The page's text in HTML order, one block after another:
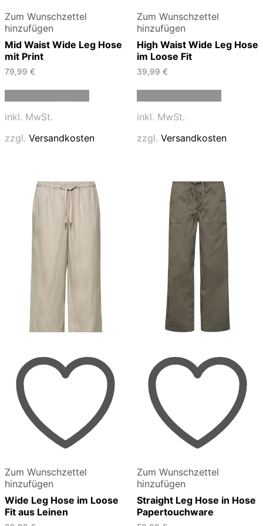
Zum Wunschzettel
hinzufügen
Mid Waist Wide Leg Hose
mit Print
79,99 €
auf.
können
auf
der
Produktseite
inkl. MwSt.
zzgl. Versandkosten
Zum Wunschzettel
hinzufügen
High Waist Wide Leg Hose
im Loose Fit
39,99 €
auf.
können
auf
der
gewählt
werden
inkl. MwSt.
zzgl. Versandkosten
Zum Wunschzettel
hinzufügen
Wide Leg Hose im Loose
Fit aus Leinen
Zum Wunschzettel
hinzufügen
Straight Leg Hose in Hose
Papertouchware